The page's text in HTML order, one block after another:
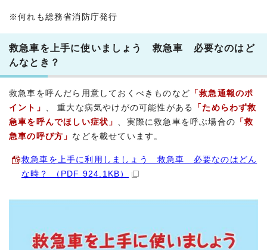
※何れも総務省消防庁発行
救急車を上手に使いましょう 救急車 必要なのはど
んなとき？
救急車を呼んだら用意しておくべきものなど 「救急通報のポ
イント」
、 重大な病気やけがの可能性がある
「ためらわず救
急車を呼んでほしい症状」
、実際に救急車を呼ぶ場合の 「救
急車の呼び方」 などを載せています。
救急車を上手に利用しましょう 救急車 必要なのはどん
な時？ （PDF 924.1KB）